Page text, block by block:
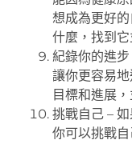
想成為更好
什麼，找到
紀錄你的進
讓你更容易
目標和進展
挑戰自己 –
你可以挑戰